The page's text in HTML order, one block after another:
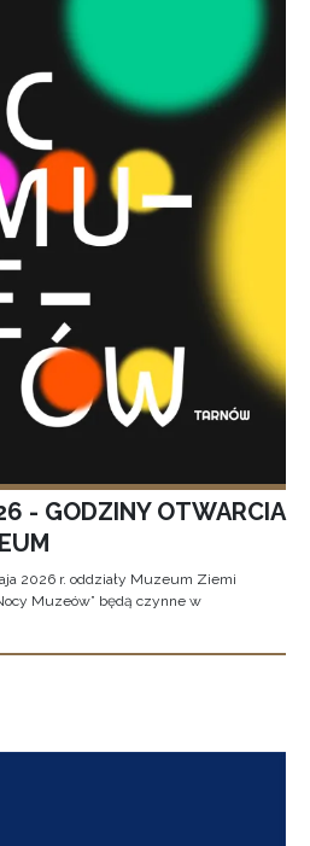
- GODZINY OTWARCIA
2026 r. oddziały Muzeum Ziemi
Muzeów” będą czynne w